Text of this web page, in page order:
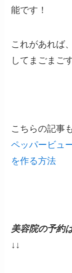
能です！
これがあれば
してまごまご
こちらの記事
ペッパービュ
を作る方法
美容院の予約
↓↓